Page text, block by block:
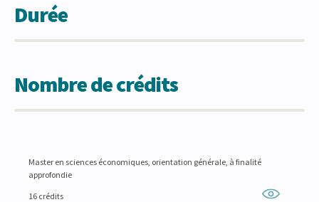
Durée
Nombre de crédits
Master en sciences économiques, orientation générale, à finalité
approfondie
16 crédits